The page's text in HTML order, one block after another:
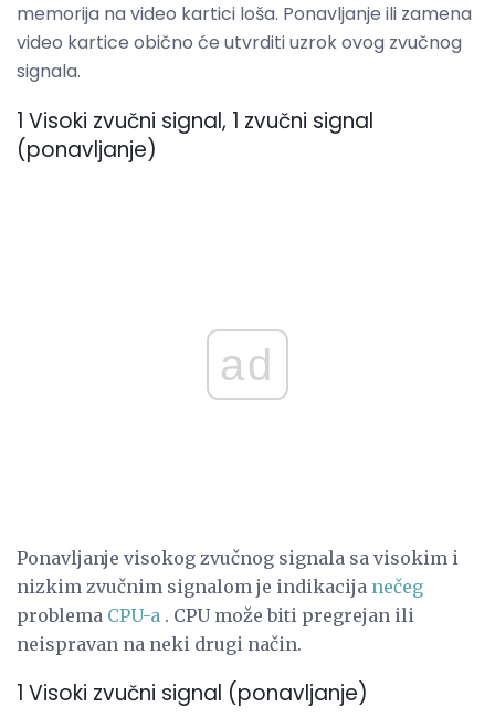
memorija na video kartici loša. Ponavljanje ili zamena
video kartice obično će utvrditi uzrok ovog zvučnog
signala.
1 Visoki zvučni signal, 1 zvučni signal
(ponavljanje)
ad
Ponavljanje visokog zvučnog signala sa visokim i
nizkim zvučnim signalom je indikacija nečeg
problema CPU-a . CPU može biti pregrejan ili
neispravan na neki drugi način.
1 Visoki zvučni signal (ponavljanje)